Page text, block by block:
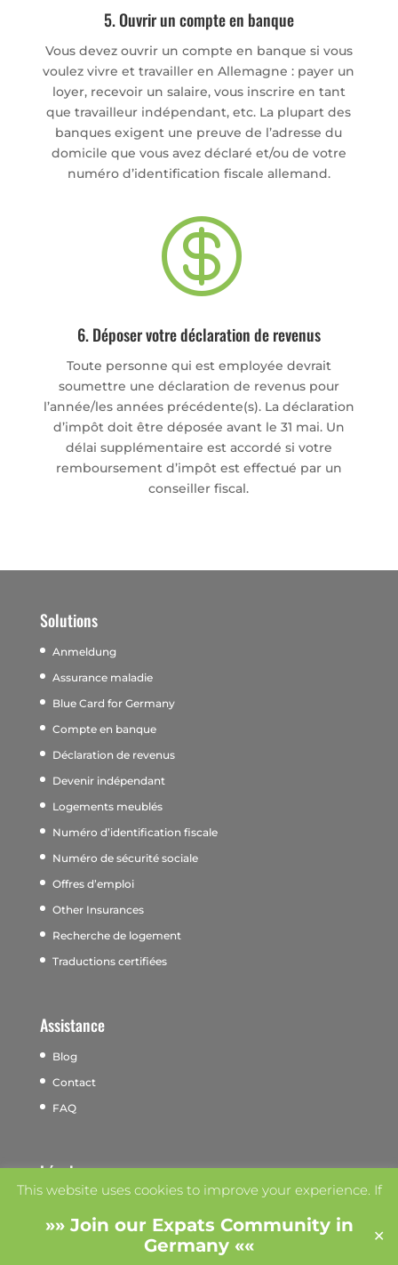
»» Join our Expats Community in
Germany «« ✕
5. Ouvrir un compte en banque
Vous devez ouvrir un compte en banque si vous
voulez vivre et travailler en Allemagne : payer un
loyer, recevoir un salaire, vous inscrire en tant
que travailleur indépendant, etc. La plupart des
banques exigent une preuve de l’adresse du
domicile que vous avez déclaré et/ou de votre
numéro d’identification fiscale allemand.

6. Déposer votre déclaration de revenus
Toute personne qui est employée devrait
soumettre une déclaration de revenus pour
l’année/les années précédente(s). La déclaration
d’impôt doit être déposée avant le 31 mai. Un
délai supplémentaire est accordé si votre
remboursement d’impôt est effectué par un
conseiller fiscal.
Solutions
Anmeldung
Assurance maladie
Blue Card for Germany
Compte en banque
Déclaration de revenus
Devenir indépendant
Logements meublés
Numéro d’identification fiscale
Numéro de sécurité sociale
Offres d’emploi
Other Insurances
Recherche de logement
Traductions certifiées
Assistance
Blog
Contact
FAQ
Légal
Impressum
Politique de confidentialité
This website uses cookies to improve your experience. If
Accept Read More